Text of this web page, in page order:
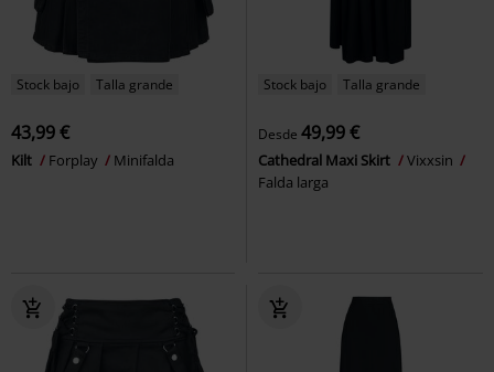
Stock bajo Talla grande
43,99 €
Kilt Forplay Minifalda
Stock bajo Talla grande
Desde 49,99 €
Cathedral Maxi Skirt
Vixxsin
Falda larga